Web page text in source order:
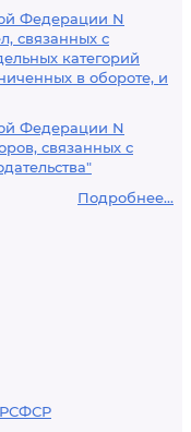
Федерации N
связанных с
категорий
в обороте, и
Федерации N
связанных с
Подробнее...
РСФСР